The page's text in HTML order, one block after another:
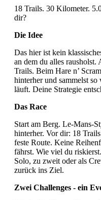
18 Trails. 30 Kilometer.
dir?
Die Idee
Das hier ist kein
an dem du alles
Trails. Beim Hare n’
hinterher und sammelst
läuft. Deine Strategie
Das Race
Start am Berg. Le-Mans-
hinterher. Vor dir: 18
feste Route. Keine
fährst. Wie viel du
Solo, zu zweit oder als
zurück ins Ziel.
Zwei Challenges - ein